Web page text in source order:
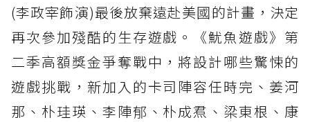
(李政宰飾演)最後放棄遠赴美國的計畫，決定
再次參加殘酷的生存遊戲。《魷魚遊戲》第
二季高額獎金爭奪戰中，將設計哪些驚悚的
遊戲挑戰，新加入的卡司陣容任時完、姜河
那、朴珪瑛、李陣郁、朴成焄、梁東根、康